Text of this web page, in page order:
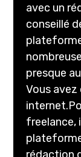
avec un
conseillé
presque
Vous avez
freelance,